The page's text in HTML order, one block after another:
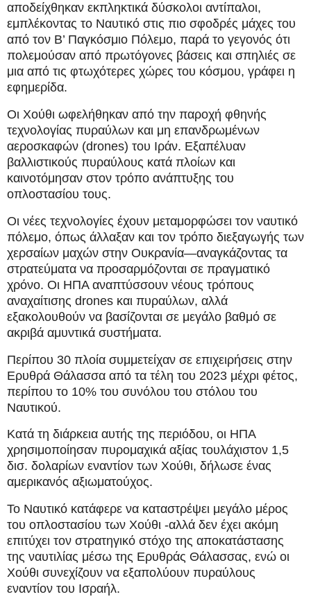
αποδείχθηκαν εκπληκτικά δύσκολοι αντίπαλοι,
εμπλέκοντας το Ναυτικό στις πιο σφοδρές μάχες του
από τον Β’ Παγκόσμιο Πόλεμο, παρά το γεγονός ότι
πολεμούσαν από πρωτόγονες βάσεις και σπηλιές σε
μια από τις φτωχότερες χώρες του κόσμου, γράφει η
εφημερίδα.
Οι Χούθι ωφελήθηκαν από την παροχή φθηνής
τεχνολογίας πυραύλων και μη επανδρωμένων
αεροσκαφών (drones) του Ιράν. Εξαπέλυαν
βαλλιστικούς πυραύλους κατά πλοίων και
καινοτόμησαν στον τρόπο ανάπτυξης του
οπλοστασίου τους.
Οι νέες τεχνολογίες έχουν μεταμορφώσει τον ναυτικό
πόλεμο, όπως άλλαξαν και τον τρόπο διεξαγωγής των
χερσαίων μαχών στην Ουκρανία—αναγκάζοντας τα
στρατεύματα να προσαρμόζονται σε πραγματικό
χρόνο. Οι ΗΠΑ αναπτύσσουν νέους τρόπους
αναχαίτισης drones και πυραύλων, αλλά
εξακολουθούν να βασίζονται σε μεγάλο βαθμό σε
ακριβά αμυντικά συστήματα.
Περίπου 30 πλοία συμμετείχαν σε επιχειρήσεις στην
Ερυθρά Θάλασσα από τα τέλη του 2023 μέχρι φέτος,
περίπου το 10% του συνόλου του στόλου του
Ναυτικού.
Κατά τη διάρκεια αυτής της περιόδου, οι ΗΠΑ
χρησιμοποίησαν πυρομαχικά αξίας τουλάχιστον 1,5
δισ. δολαρίων εναντίον των Χούθι, δήλωσε ένας
αμερικανός αξιωματούχος.
Το Ναυτικό κατάφερε να καταστρέψει μεγάλο μέρος
του οπλοστασίου των Χούθι -αλλά δεν έχει ακόμη
επιτύχει τον στρατηγικό στόχο της αποκατάστασης
της ναυτιλίας μέσω της Ερυθράς Θάλασσας, ενώ οι
Χούθι συνεχίζουν να εξαπολύουν πυραύλους
εναντίον του Ισραήλ.